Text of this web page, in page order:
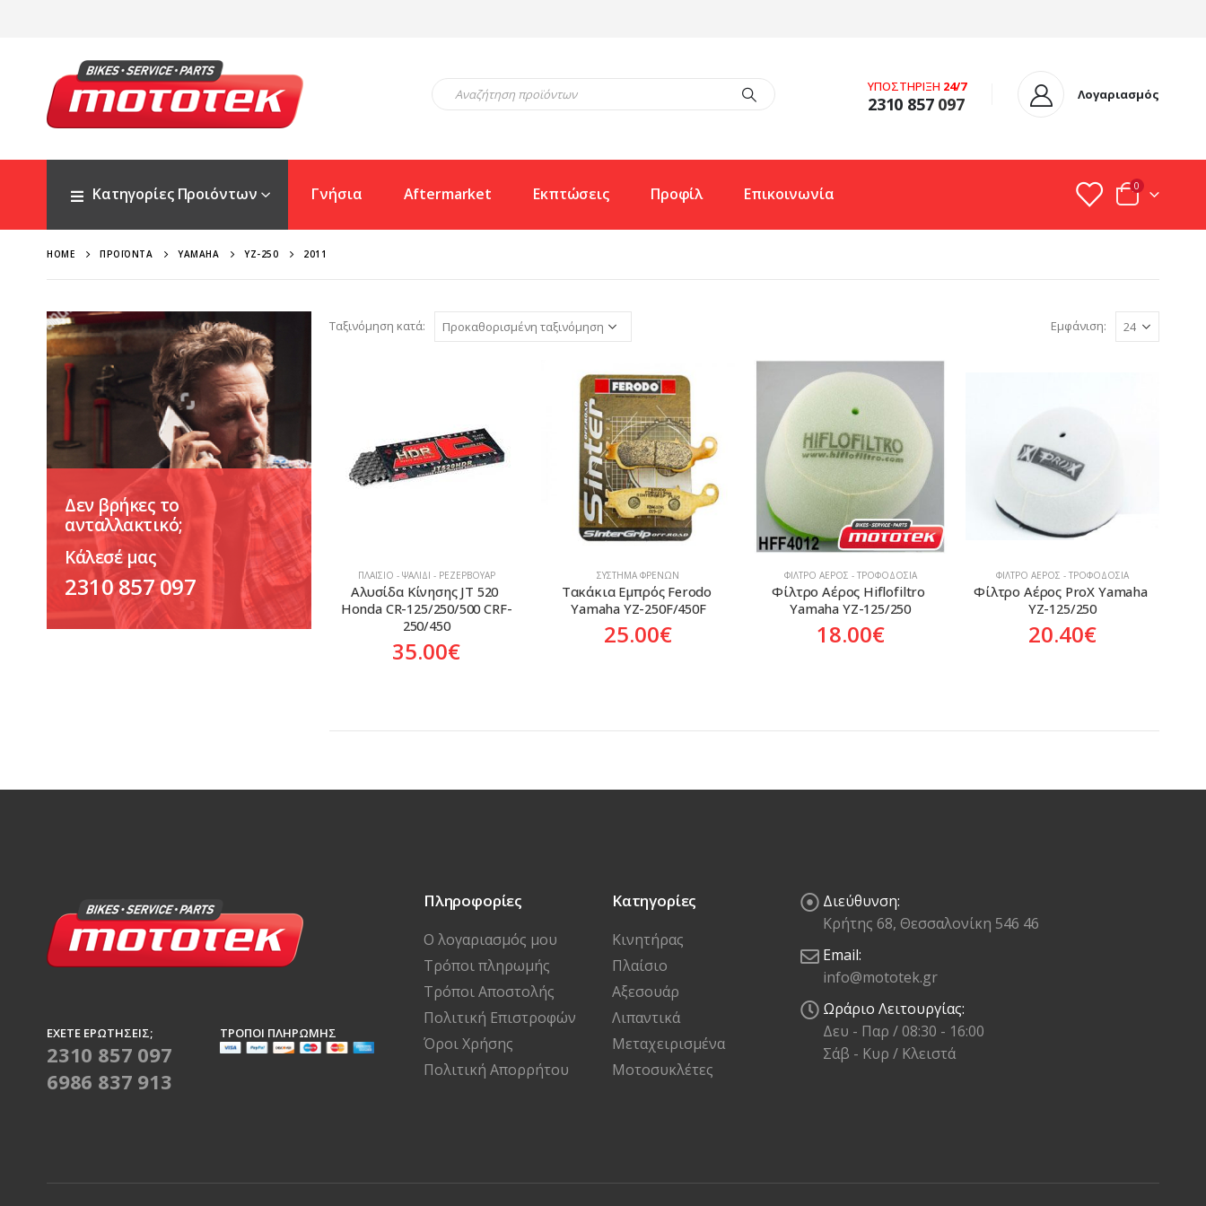
ΥΠΟΣΤΗΡΙΞΗ 24/7
2310 857097 Λογαριασμός
Κατηγορίες Προιόντων Γνήσια Aftermarket Εκπτώσεις Προφίλ Επικοινωνία 0
HOME ΠΡΟΪΌΝΤΑ YAMAHA YZ-250 2011
Ταξινόμηση κατά: Εμφάνιση:
ΠΛΑΊΣΙΟ - ΨΑΛΊΔΙ - ΡΕΖΕΡΒΟΥΆΡ
Αλυσίδα Κίνησης JT 520
Honda CR-125/250/500 CRF-
250/450
35.00€
ΣΎΣΤΗΜΑ ΦΡΈΝΩΝ
Τακάκια Εμπρός Ferodo
Yamaha YZ-250F/450F
25.00€
ΦΊΛΤΡΟ ΑΈΡΟΣ - ΤΡΟΦΟΔΟΣΊΑ
Φίλτρο Αέρος Hiflofiltro
Yamaha YZ-125/250
18.00€
ΦΊΛΤΡΟ ΑΈΡΟΣ - ΤΡΟΦΟΔΟΣΊΑ
Φίλτρο Αέρος ProX Yamaha
YZ-125/250
20.40€
Δεν βρήκες το
ανταλλακτικό;
Κάλεσέ μας
2310 857 097
ΈΧΕΤΕ ΕΡΩΤΉΣΕΙΣ;
2310 857 097
6986 837 913
ΤΡΌΠΟΙ ΠΛΗΡΩΜΉΣ
Πληροφορίες
Ο λογαριασμός μου
Τρόποι πληρωμής
Τρόποι Αποστολής
Πολιτική Επιστροφών
Όροι Χρήσης
Πολιτική Απορρήτου
Κατηγορίες
Κινητήρας
Πλαίσιο
Αξεσουάρ
Λιπαντικά
Μεταχειρισμένα
Μοτοσυκλέτες
Διεύθυνση:
Κρήτης 68, Θεσσαλονίκη 546 46
Email:
info@mototek.gr
Ωράριο Λειτουργίας:
Δευ - Παρ / 08:30 - 16:00
Σάβ - Κυρ / Κλειστά